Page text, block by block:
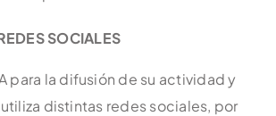
SOCIALES
para la difusión de su actividad y
distintas redes sociales, por